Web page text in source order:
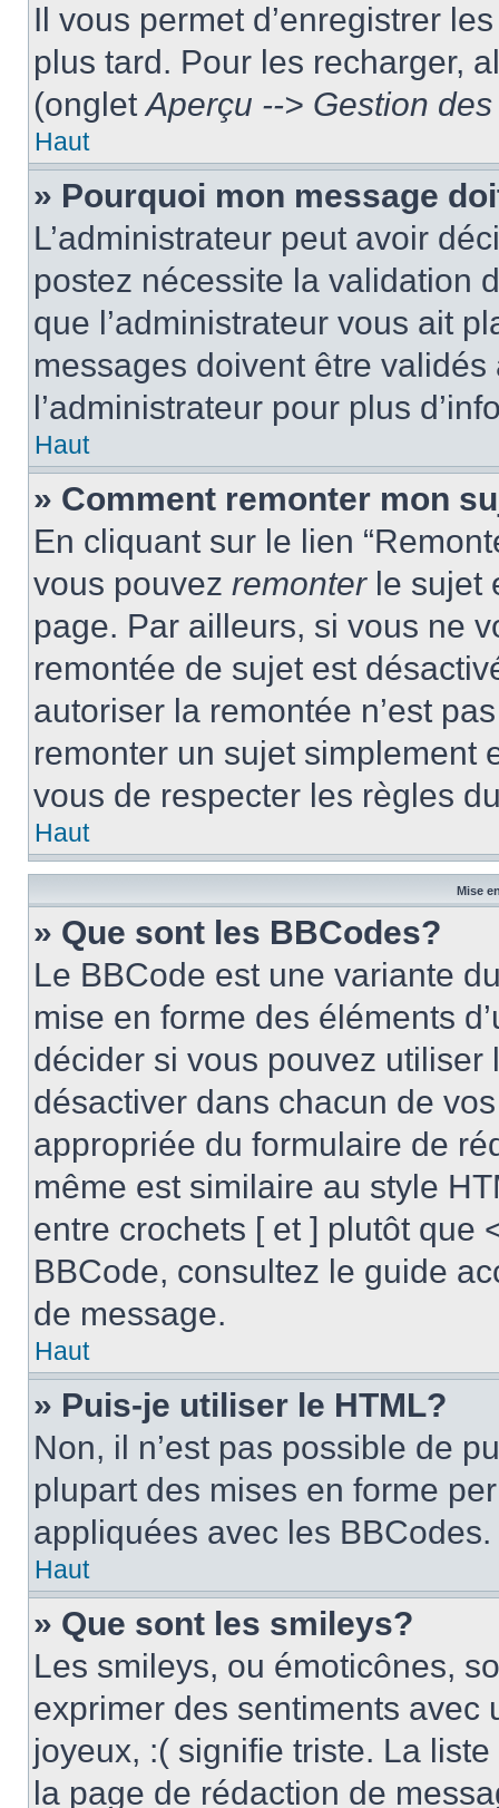
Il vous permet d’enregistrer
plus tard. Pour les recharger,
(ongletAperçu --> Gestion
Haut
» Pourquoi mon message
L’administrateur peut avoir
postez nécessite la validation
que l’administrateur vous ait
messages doivent être validés
l’administrateur pour plus
Haut
» Comment remonter mon
En cliquant sur le lien
vous pouvez remonterle sujet
page. Par ailleurs, si vous ne
remontée de sujet est
autoriser la remontée n’est
remonter un sujet simplement
vous de respecter les règles
Haut
Mise
» Que sont les BBCodes?
Le BBCode est une variante
mise en forme des éléments
décider si vous pouvez
désactiver dans chacun de
appropriée du formulaire de
même est similaire au style
entre crochets [ et ] plutôt que
BBCode, consultez le guide
de message.
Haut
» Puis-je utiliser le HTML?
Non, il n’est pas possible de
plupart des mises en forme
appliquées avec les BBCodes.
Haut
» Que sont les smileys?
Les smileys, ou émoticônes,
exprimer des sentiments avec
joyeux, :( signifie triste. La
la page de rédaction de